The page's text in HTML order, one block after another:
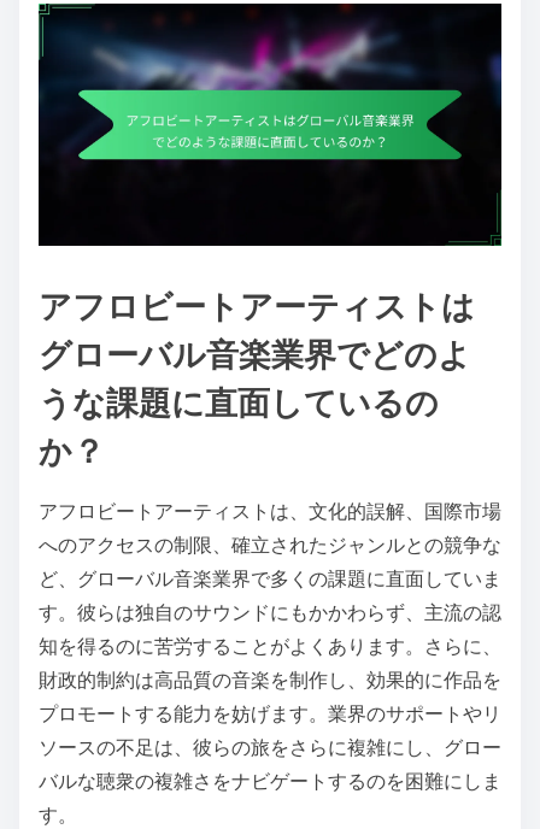
アフロビートアーティストは
グローバル音楽業界でどのよ
うな課題に直面しているの
か？
アフロビートアーティストは、文化的誤解、国際市場
へのアクセスの制限、確立されたジャンルとの競争な
ど、グローバル音楽業界で多くの課題に直面していま
す。彼らは独自のサウンドにもかかわらず、主流の認
知を得るのに苦労することがよくあります。さらに、
財政的制約は高品質の音楽を制作し、効果的に作品を
プロモートする能力を妨げます。業界のサポートやリ
ソースの不足は、彼らの旅をさらに複雑にし、グロー
バルな聴衆の複雑さをナビゲートするのを困難にしま
す。